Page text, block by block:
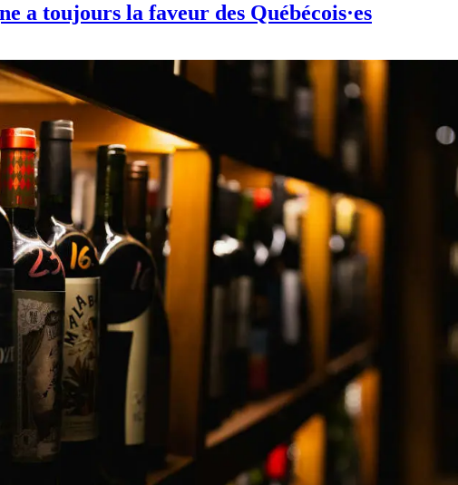
a toujours la faveur des Québécois·es